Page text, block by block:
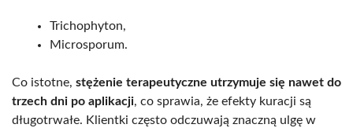
Trichophyton,
Microsporum.
Co istotne, stężenie terapeutyczne utrzymuje się nawet do
trzech dni po aplikacji, co sprawia, że efekty kuracji są
długotrwałe. Klientki często odczuwają znaczną ulgę w